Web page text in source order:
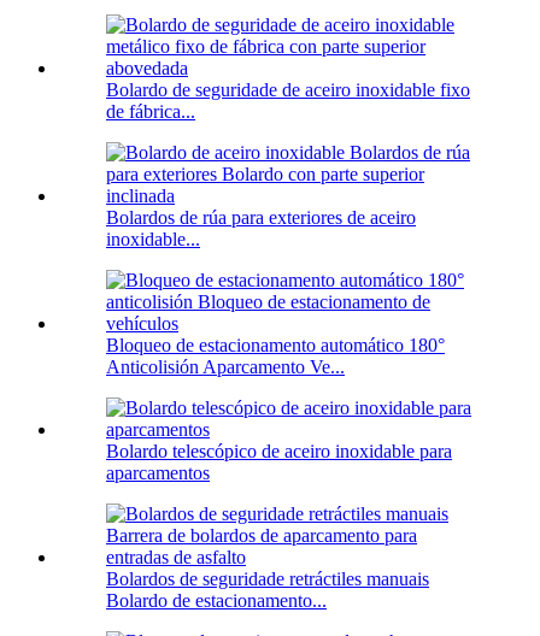
Bolardo de seguridade de aceiro inoxidable fixo
de fábrica...
Bolardos de rúa para exteriores de aceiro
inoxidable...
Bloqueo de estacionamento automático 180°
Anticolisión Aparcamento Ve...
Bolardo telescópico de aceiro inoxidable para
aparcamentos
Bolardos de seguridade retráctiles manuais
Bolardo de estacionamento...